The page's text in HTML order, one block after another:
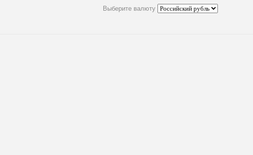
Выберите валюту